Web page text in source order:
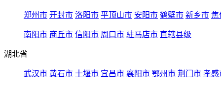
郑州市 开封市 洛阳市 平顶山市 安阳市 鹤壁市 新乡市 焦
南阳市 商丘市 信阳市 周口市 驻马店市 直辖县级
湖北省
武汉市 黄石市 十堰市 宜昌市 襄阳市 鄂州市 荆门市 孝感